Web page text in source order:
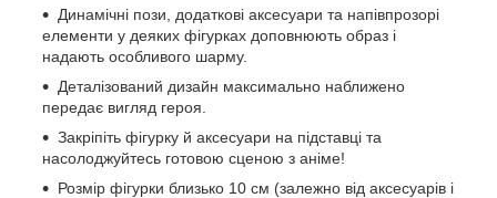
Динамічні пози, додаткові аксесуари та напівпрозорі
елементи у деяких фігурках доповнюють образ і
надають особливого шарму.
Деталізований дизайн максимально наближено
передає вигляд героя.
Закріпіть фігурку й аксесуари на підставці та
насолоджуйтесь готовою сценою з аніме!
Розмір фігурки близько 10 см (залежно від аксесуарів і